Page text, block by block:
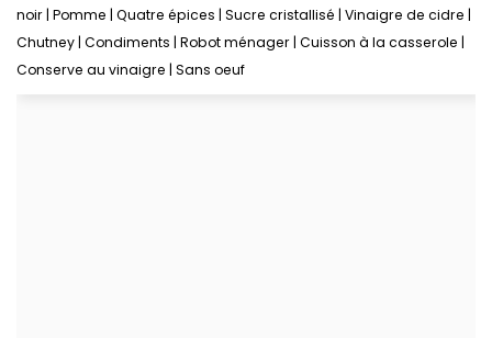
noir Pomme Quatre épices Sucre cristallisé Vinaigre de cidre
Chutney Condiments Robot ménager Cuisson à la casserole
Conserve au vinaigre Sans oeuf